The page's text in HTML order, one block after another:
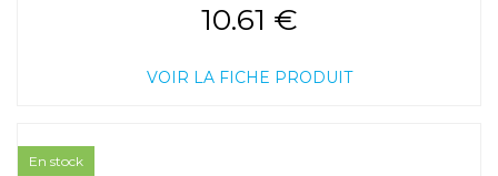
10.61 €
VOIR LA FICHE PRODUIT
En stock